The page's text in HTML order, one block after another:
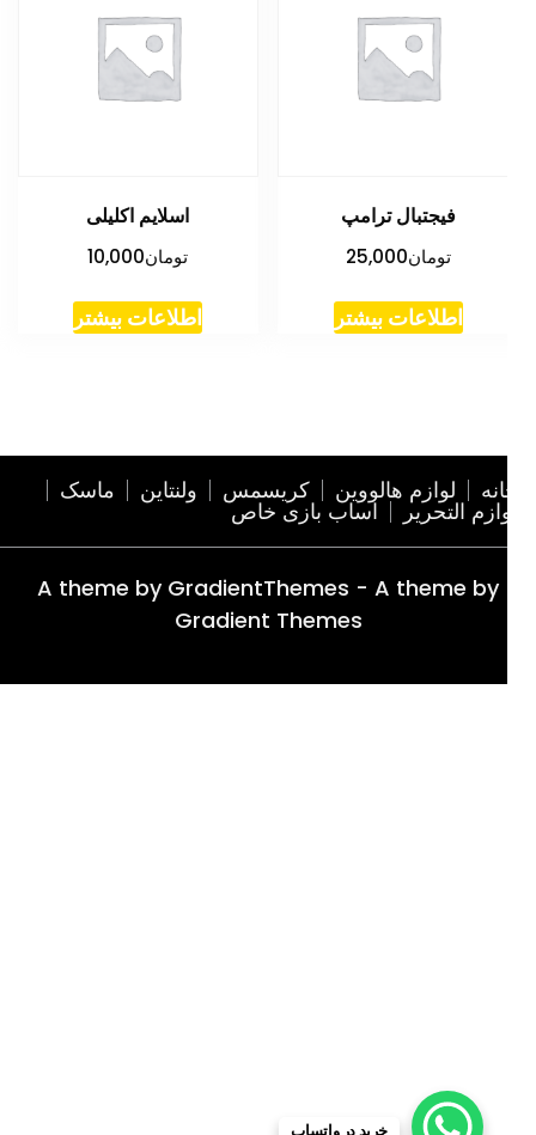
فیجتبال ترامپ
تومان25,000
اطلاعات بیشتر
اسلایم اکلیلی
تومان10,000
اطلاعات بیشتر
لوازم هالووین کریسمس ولنتاین ماسک
التحریر اساب بازی خاص
A theme by GradientThemes - A theme by
Gradient Themes